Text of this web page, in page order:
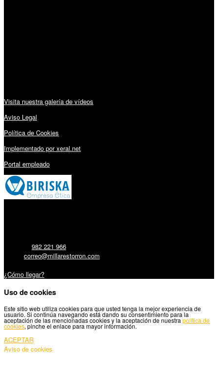
Visita nuestra galería de vídeos
Aviso Legal
Política de Cookies
Implementado por xeral.net
Portal empleado
982 221 966
correo@millarestorron.com
¿Cómo llegar?
Uso de cookies
Este sitio web utiliza cookies para que usted tenga la mejor experiencia de
usuario. Si continúa navegando está dando su consentimiento para la
aceptación de las mencionadas cookies y la aceptación de nuestra política de
cookies, pinche el enlace para mayor información.
ACEPTAR
Aviso de cookies